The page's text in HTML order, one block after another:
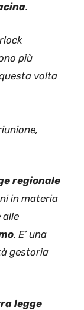
.
più
volta
regionale
in materia
alle
. E’ una
gestoria
legge